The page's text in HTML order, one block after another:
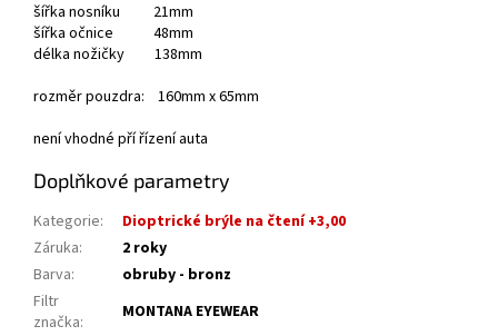
šířka nosníku 21mm
šířka očnice 48mm
délka nožičky 138mm
rozměr pouzdra: 160mm x 65mm
není vhodné pří řízení auta
Doplňkové parametry
Kategorie:
Dioptrické brýle na čtení +3,00
Záruka:
2 roky
Barva:
obruby - bronz
Filtr
značka:
MONTANA EYEWEAR